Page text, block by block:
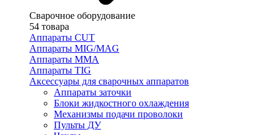
Сварочное оборудование
54 товара
Аппараты CUT
Аппараты MIG/MAG
Аппараты MMA
Аппараты TIG
Аксессуары для сварочных аппаратов
Аппараты заточки
Блоки жидкостного охлаждения
Механизмы подачи проволоки
Пульты ДУ